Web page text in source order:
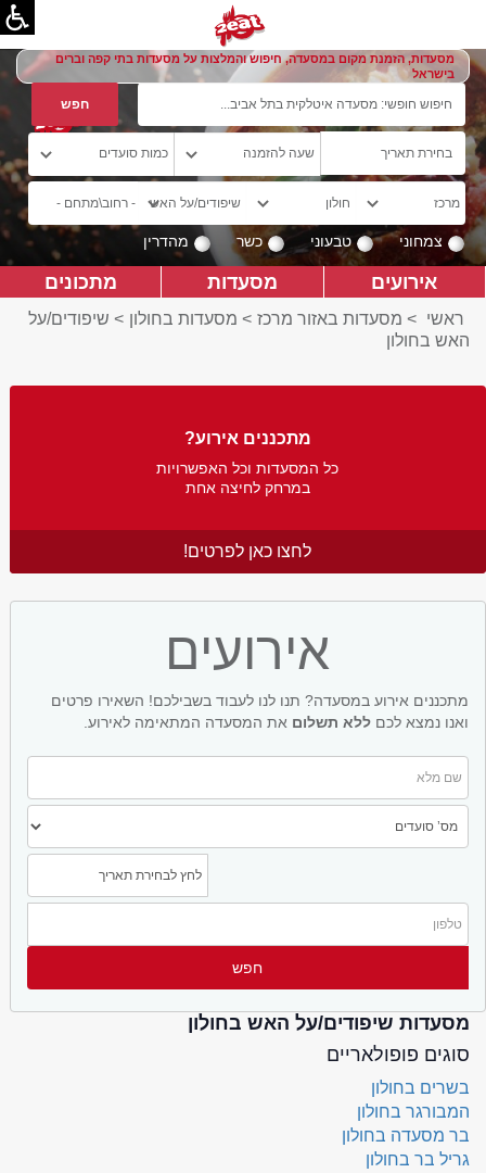
מסעדות, הזמנת מקום במסעדה, חיפוש והמלצות על מסעדות בתי קפה וברים
בישראל
צמחוני טבעוני כשר מהדרין
אירועים מסעדות מתכונים
ראשי > מסעדות באזור מרכז > מסעדות בחולון > שיפודים/על
האש בחולון
מתכננים אירוע?
כל המסעדות וכל האפשרויות
במרחק לחיצה אחת
לחצו כאן לפרטים!
אירועים
מתכננים אירוע במסעדה? תנו לנו לעבוד בשבילכם! השאירו פרטים
ואנו נמצא לכם ללא תשלום את המסעדה המתאימה לאירוע.
מסעדות שיפודים/על האש בחולון
סוגים פופולאריים
בשרים בחולון
המבורגר בחולון
בר מסעדה בחולון
גריל בר בחולון